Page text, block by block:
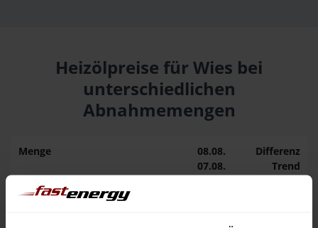
Heizölpreise für Wies bei
unterschiedlichen
Abnahmemengen
Menge
08.08.
07.08.
Differenz
Trend
1.000 Liter